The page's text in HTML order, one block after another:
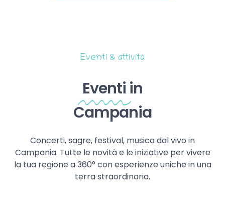
Eventi & attività
Eventi in
Campania
Concerti, sagre, festival, musica dal vivo in
Campania. Tutte le novità e le iniziative per vivere
la tua regione a 360° con esperienze uniche in una
terra straordinaria.